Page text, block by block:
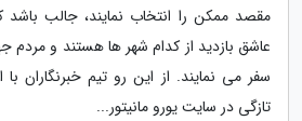
مقصد ممکن را انتخاب نمایند، جالب باشد
عاشق بازدید از کدام شهر ها هستند و مردم
سفر می نمایند. از این رو تیم خبرنگاران
تازگی در سایت یورو مانیتور...